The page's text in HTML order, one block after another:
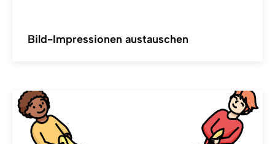
Bild-Impressionen austauschen